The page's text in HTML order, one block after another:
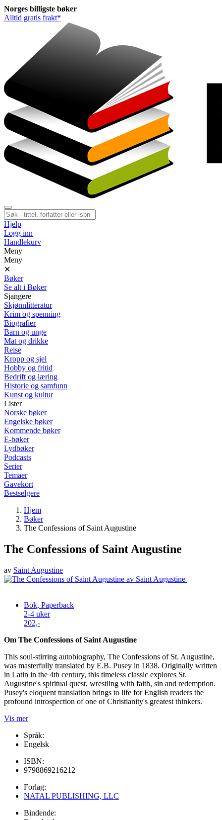
Norges billigste bøker
Alltid gratis frakt*
Hjelp
Logg inn
Handlekurv
Meny
Meny
✕
Bøker
Se alt i Bøker
Sjangere
Skjønnlitteratur
Krim og spenning
Biografier
Barn og unge
Mat og drikke
Reise
Kropp og sjel
Hobby og fritid
Bedrift og læring
Historie og samfunn
Kunst og kultur
Lister
Norske bøker
Engelske bøker
Kommende bøker
E-bøker
Lydbøker
Podcasts
Serier
Temaer
Gavekort
Bestselgere
Hjem
Bøker
The Confessions of Saint Augustine
The Confessions of Saint Augustine
av Saint Augustine
Bok, Paperback
2-4 uker
202,-
Om The Confessions of Saint Augustine
This soul-stirring autobiography, The Confessions of St. Augustine,
was masterfully translated by E.B. Pusey in 1838. Originally written
in Latin in the 4th century, this timeless classic explores St.
Augustine's spiritual quest, wrestling with faith, sin and redemption.
Pusey's eloquent translation brings to life for English readers the
profound introspection of one of Christianity's greatest thinkers.
Vis mer
Språk:
Engelsk
ISBN:
9798869216212
Forlag:
NATAL PUBLISHING, LLC
Bindende: